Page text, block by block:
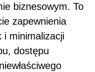
biznesowym. To
zapewnienia
i minimalizacji
dostępu